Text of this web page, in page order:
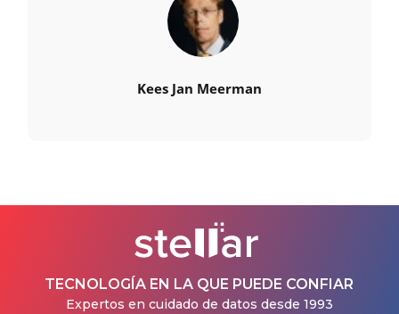
Kees Jan Meerman
TECNOLOGÍA EN LA QUE PUEDE CONFIAR
Expertos en cuidado de datos desde 1993